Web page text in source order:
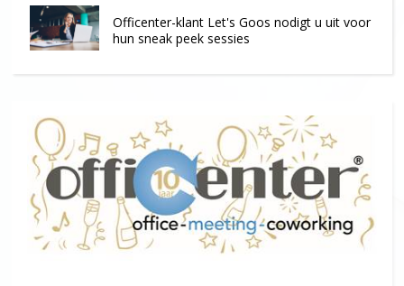
Officenter-klant Let's Goos nodigt u uit voor
hun sneak peek sessies